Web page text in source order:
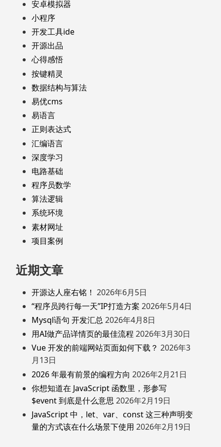
安卓模拟器
小程序
开发工具ide
开源出品
心得感悟
按键精灵
数据结构与算法
易优cms
易语言
正则表达式
汇编语言
深度学习
电路基础
程序员数学
算法逻辑
系统环境
素材网址
项目案例
近期文章
开源达人座右铭！ 2026年6月5日
“程序员跨行每一天”IP打造方案 2026年5月4日
Mysql语句 开发汇总 2026年4月8日
用AI做产品详情页的最佳流程 2026年3月30日
Vue 开发的前端网站页面如何下载？ 2026年3
月13日
2026 年最有前景的编程方向 2026年2月21日
你想知道在 JavaScript 函数里，形参写
$event 到底是什么意思 2026年2月19日
JavaScript 中，let、var、const 这三种声明变
量的方式该在什么场景下使用 2026年2月19日